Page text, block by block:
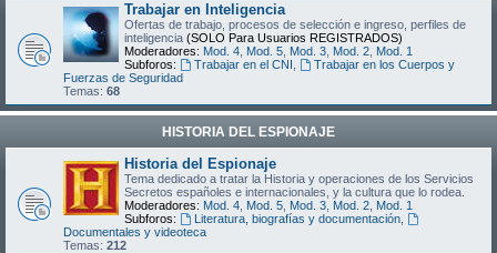
Trabajar en Inteligencia
Ofertas de trabajo, procesos de selección e ingreso, perfiles de
inteligencia (SOLO Para Usuarios REGISTRADOS)
Moderadores: Mod. 4 Mod. 5 Mod. 3 Mod. 2 Mod. 1
Subforos:
Trabajar en el CNI
Trabajar en los Cuerpos y
Fuerzas de Seguridad
Temas: 68
HISTORIA DEL ESPIONAJE
Historia del Espionaje
Tema dedicado a tratar la Historia y operaciones de los Servicios
Secretos españoles e internacionales, y la cultura que lo rodea.
Moderadores: Mod. 4 Mod. 5 Mod. 3 Mod. 2 Mod. 1
Subforos:
Literatura, biografías y documentación,
Documentales y videoteca
Temas: 212